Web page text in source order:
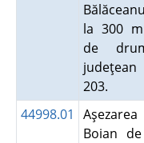
la 300
de
judeţean
203.
44998.01
Aşezarea
Boian